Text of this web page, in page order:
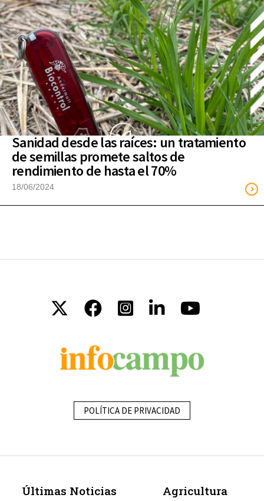
Sanidad desde las raíces: un tratamiento
de semillas promete saltos de
rendimiento de hasta el 70%
18/06/2024
POLÍTICA DE PRIVACIDAD
Últimas Noticias
Agricultura